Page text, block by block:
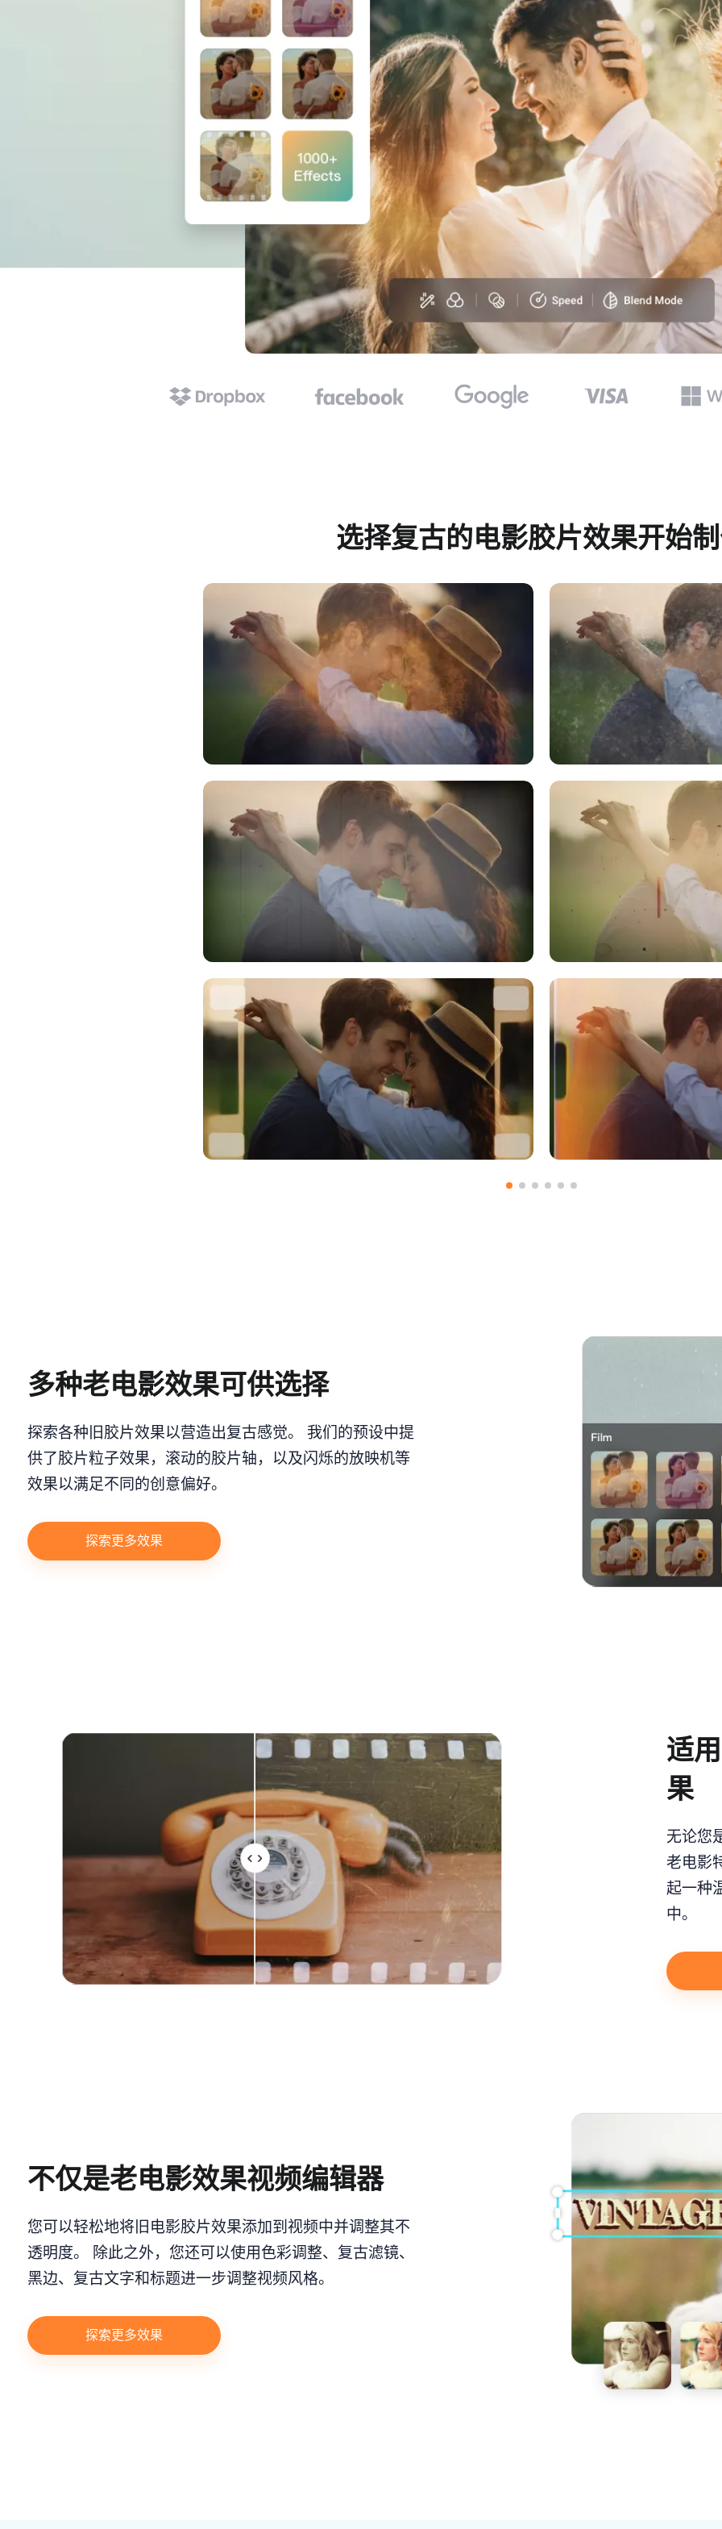
选择复古的电影胶片效果开始
上传媒体以使用 上传媒体
上传媒体以使用 上传媒体
多种老电影效果可供选择
探索各种旧胶片效果以营造出复古感觉。 我们的预设中提
供了胶片粒子效果，滚动的胶片轴，以及闪烁的放映机等
效果以满足不同的创意偏好。
探索更多效果
适
果
无论您
老电影
起一种
中。
不仅是老电影效果视频编辑器
您可以轻松地将旧电影胶片效果添加到视频中并调整其不
透明度。 除此之外，您还可以使用色彩调整、复古滤镜、
黑边、复古文字和标题进一步调整视频风格。
探索更多效果